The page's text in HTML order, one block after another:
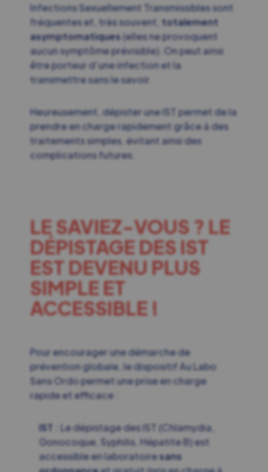
Infections Sexuellement Transmissibles sont
fréquentes et, très souvent, totalement
asymptomatiques(elles ne provoquent
aucun symptôme prévisible). On peut ainsi
être porteur d’une infection et la
transmettre sans le savoir.
Heureusement, dépister une IST permet de la
prendre en charge rapidement grâce à des
traitements simples, évitant ainsi des
complications futures.
LE SAVIEZ-VOUS ? LE
DÉPISTAGE DES IST
EST DEVENU PLUS
SIMPLE ET
ACCESSIBLE !
Pour encourager une démarche de
prévention globale, le dispositif Au Labo
Sans Ordo permet une prise en charge
rapide et efficace :
IST :
Le dépistage des IST (Chlamydia,
Gonocoque, Syphilis, Hépatite B) est
accessible en laboratoiresans